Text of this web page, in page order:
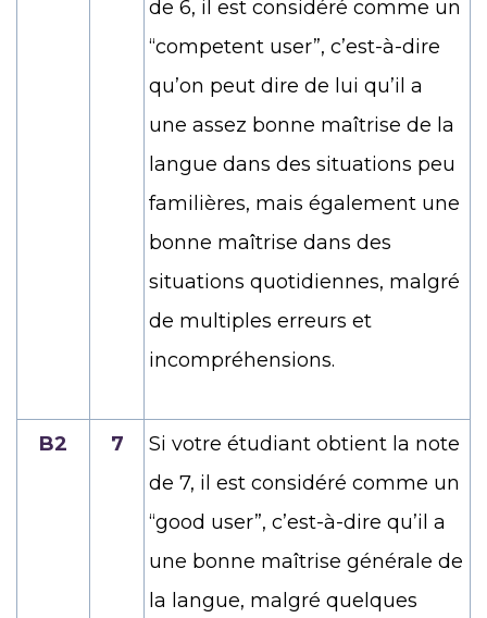
de 6, il est considéré comme un
“competent user”, c’est-à-dire
qu’on peut dire de lui qu’il a
une assez bonne maîtrise de la
langue dans des situations peu
familières, mais également une
bonne maîtrise dans des
situations quotidiennes, malgré
de multiples erreurs et
incompréhensions.
B2 7
Si votre étudiant obtient la note
de 7, il est considéré comme un
“good user”, c’est-à-dire qu’il a
une bonne maîtrise générale de
la langue, malgré quelques